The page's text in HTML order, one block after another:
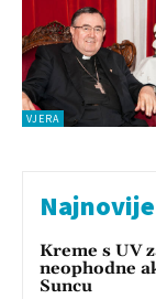
VJERA
Kreme s UV
neophodne
Suncu